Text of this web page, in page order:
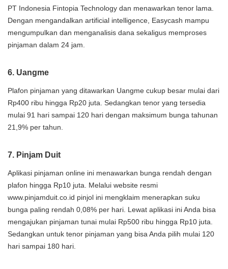
PT Indonesia Fintopia Technology dan menawarkan tenor lama.
Dengan mengandalkan artificial intelligence, Easycash mampu
mengumpulkan dan menganalisis dana sekaligus memproses
pinjaman dalam 24 jam.
6. Uangme
Plafon pinjaman yang ditawarkan Uangme cukup besar mulai dari
Rp400 ribu hingga Rp20 juta. Sedangkan tenor yang tersedia
mulai 91 hari sampai 120 hari dengan maksimum bunga tahunan
21,9% per tahun.
7. Pinjam Duit
Aplikasi pinjaman online ini menawarkan bunga rendah dengan
plafon hingga Rp10 juta. Melalui website resmi
www.pinjamduit.co.id pinjol ini mengklaim menerapkan suku
bunga paling rendah 0,08% per hari. Lewat aplikasi ini Anda bisa
mengajukan pinjaman tunai mulai Rp500 ribu hingga Rp10 juta.
Sedangkan untuk tenor pinjaman yang bisa Anda pilih mulai 120
hari sampai 180 hari.